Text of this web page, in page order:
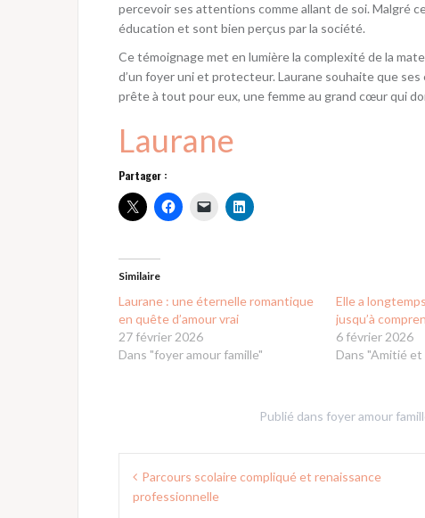
percevoir ses attentions comme allant de soi. Malgré
éducation et sont bien perçus par la société.
Ce témoignage met en lumière la complexité de la
d’un foyer uni et protecteur. Laurane souhaite que
prête à tout pour eux, une femme au grand cœur qui
Laurane
Partager :
Similaire
Laurane : une éternelle romantique
en quête d’amour vrai
27 février 2026
Dans "foyer amour famille"
Elle a
jusqu’à
6 février 2026
Dans "Amitié
Publié dans foyer amour
Navigation
de Parcours scolaire compliqué et renaissance
professionnelle